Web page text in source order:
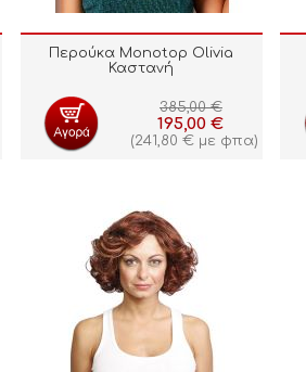
Περούκα Monotop Olivia
Καστανή
385,00 €
195,00 €
(241,80 € με φπα)